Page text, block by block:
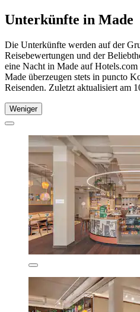
Unterkünfte in Made
Die Unterkünfte werden auf der
Reisebewertungen und der
eine Nacht in Made auf
Made überzeugen stets in puncto
Reisenden. Zuletzt aktualisiert am
Weniger